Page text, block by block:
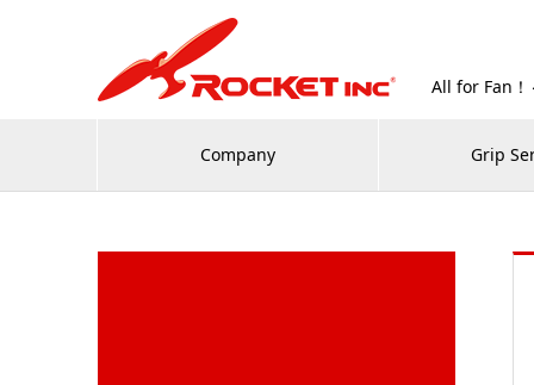
All for Fan！
Company Grip